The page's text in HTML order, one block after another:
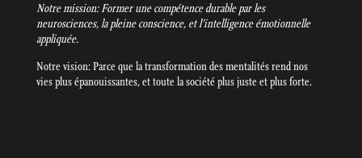
Notre mission: Former une compétence durable par les
neurosciences, la pleine conscience, et l’intelligence émotionnelle
appliquée.
Notre vision: Parce que la transformation des mentalités rend nos
vies plus épanouissantes, et toute la société plus juste et plus forte.